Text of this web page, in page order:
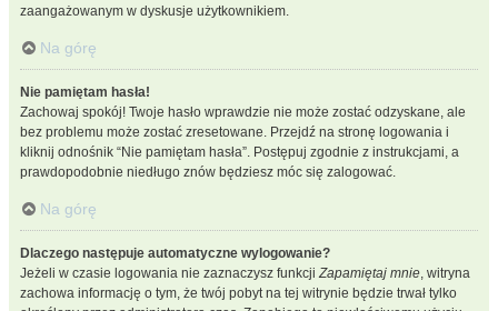
zaangażowanym w dyskusje użytkownikiem.
Na górę
Nie pamiętam hasła!
Zachowaj spokój! Twoje hasło wprawdzie nie może zostać odzyskane, ale
bez problemu może zostać zresetowane. Przejdź na stronę logowania i
kliknij odnośnik “Nie pamiętam hasła”. Postępuj zgodnie z instrukcjami, a
prawdopodobnie niedługo znów będziesz móc się zalogować.
Na górę
Dlaczego następuje automatyczne wylogowanie?
Jeżeli w czasie logowania nie zaznaczysz funkcjiZapamiętaj mnie, witryna
zachowa informację o tym, że twój pobyt na tej witrynie będzie trwał tylko